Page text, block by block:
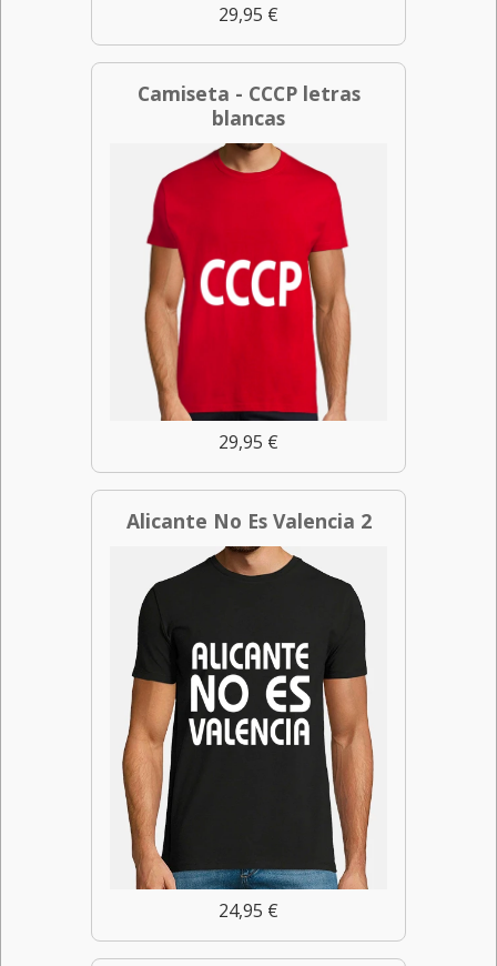
29,95 €
Camiseta - CCCP letras
blancas
29,95 €
Alicante No Es Valencia 2
24,95 €